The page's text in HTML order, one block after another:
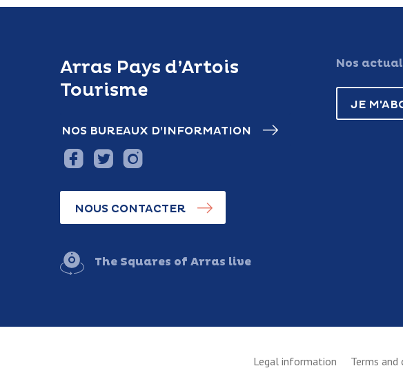
Arras Pays d’Artois
Tourisme
NOS BUREAUX D’INFORMATION
NOUS CONTACTER
The Squares of Arras live
Nos
JE
Legal information Terms